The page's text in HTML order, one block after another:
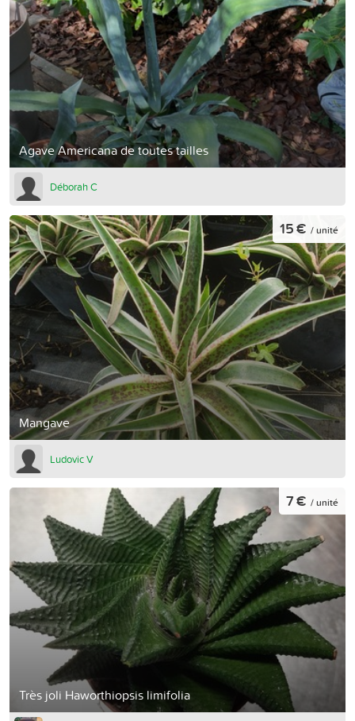
Agave Americana de toutes tailles
Déborah C
Mangave
15 € / unité
Ludovic V
Très joli Haworthiopsis limifolia
7 € / unité